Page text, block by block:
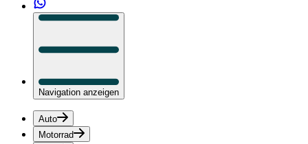
Navigation anzeigen
Auto
Motorrad